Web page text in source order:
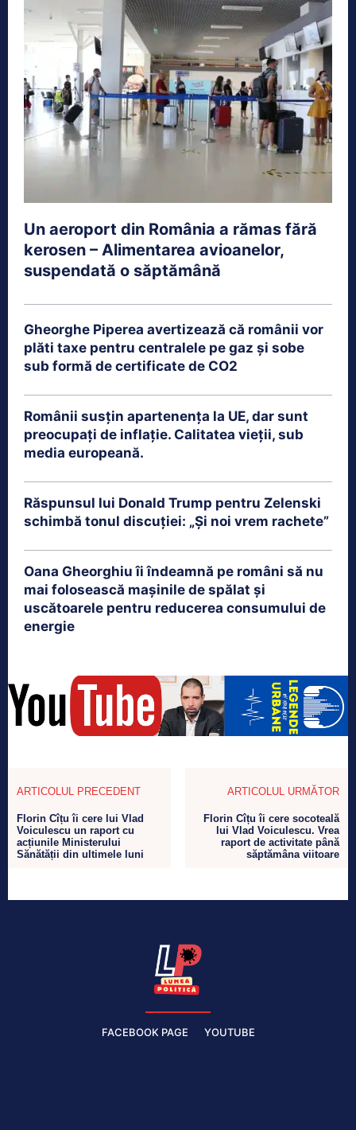
Un aeroport din România a rămas fără
kerosen – Alimentarea avioanelor,
suspendată o săptămână
Gheorghe Piperea avertizează că românii vor
plăti taxe pentru centralele pe gaz și sobe
sub formă de certificate de CO2
Românii susțin apartenența la UE, dar sunt
preocupați de inflație. Calitatea vieții, sub
media europeană.
Răspunsul lui Donald Trump pentru Zelenski
schimbă tonul discuției: „Și noi vrem rachete”
Oana Gheorghiu îi îndeamnă pe români să nu
mai folosească mașinile de spălat și
uscătoarele pentru reducerea consumului de
energie
ARTICOLUL PRECEDENT
Florin Cîțu îi cere lui Vlad
Voiculescu un raport cu
acțiunile Ministerului
Sănătății din ultimele luni
ARTICOLUL URMĂTOR
Florin Cîțu îi cere socoteală
lui Vlad Voiculescu. Vrea
raport de activitate până
săptămâna viitoare
FACEBOOK PAGE YOUTUBE